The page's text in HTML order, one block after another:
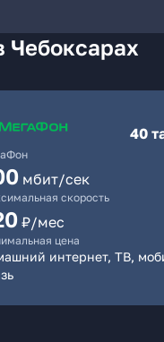
Чебоксарах
40
мбит/сек
скорость
₽/мес
цена
интернет, ТВ,